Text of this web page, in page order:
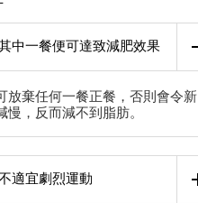
中一餐便可達致減肥效果
放棄任何一餐正餐，否則會令新
慢，反而減不到脂肪。
適宜劇烈運動